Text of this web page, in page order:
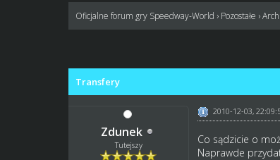
Oficjalne forum gry Speedway-World › Pozostałe ›
Transfery
Zdunek
Tutejszy
2010-12-03,
Co sądzicie o
Naprawde